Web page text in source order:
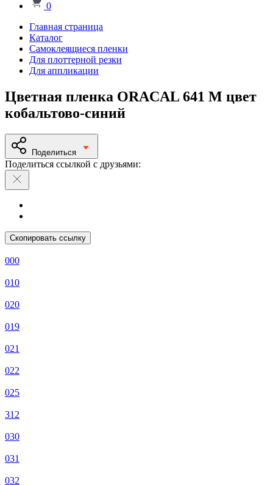
0
Главная страница
Каталог
Самоклеящиеся пленки
Для плоттерной резки
Для аппликации
Цветная пленка ORACAL 641 M цвет
кобальтово-синий
Поделиться
Поделиться ссылкой с друзьями:
Скопировать ссылку
000
010
020
019
021
022
025
312
030
031
032